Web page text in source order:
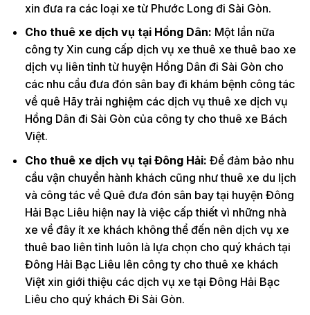
xin đưa ra các loại xe từ Phước Long đi Sài Gòn.
Cho thuê xe dịch vụ tại Hồng Dân: Một lần nữa
công ty Xin cung cấp dịch vụ xe thuê xe thuê bao xe
dịch vụ liên tỉnh từ huyện Hồng Dân đi Sài Gòn cho
các nhu cầu đưa đón sân bay đi khám bệnh công tác
về quê Hãy trải nghiệm các dịch vụ thuê xe dịch vụ
Hồng Dân đi Sài Gòn của công ty cho thuê xe Bách
Việt.
Cho thuê xe dịch vụ tại Đông Hải: Để đảm bảo nhu
cầu vận chuyển hành khách cũng như thuê xe du lịch
và công tác về Quê đưa đón sân bay tại huyện Đông
Hải Bạc Liêu hiện nay là việc cấp thiết vì những nhà
xe về đây ít xe khách không thể đến nên dịch vụ xe
thuê bao liên tỉnh luôn là lựa chọn cho quý khách tại
Đông Hải Bạc Liêu lên công ty cho thuê xe khách
Việt xin giới thiệu các dịch vụ xe tại Đông Hải Bạc
Liêu cho quý khách Đi Sài Gòn.